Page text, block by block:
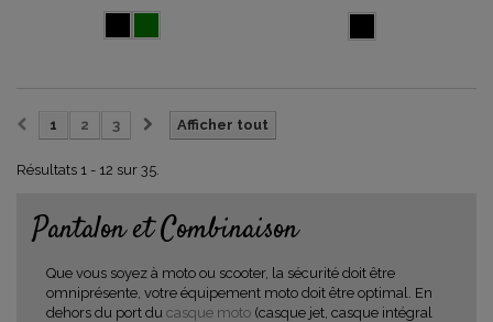
Afficher tout
1 2 3
Résultats 1 - 12 sur 35.
Pantalon et Combinaison
Que vous soyez à moto ou scooter, la sécurité doit être
omniprésente, votre équipement moto doit être optimal. En
dehors du port du casque moto (casque jet, casque intégral